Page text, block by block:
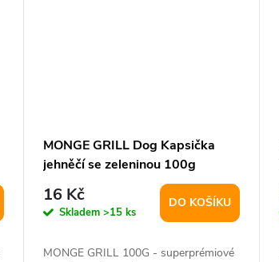
MONGE GRILL Dog Kapsička
jehněčí se zeleninou 100g
16 Kč
Skladem>15 ks
DO KOŠÍKU
MONGE GRILL 100G - superprémiové